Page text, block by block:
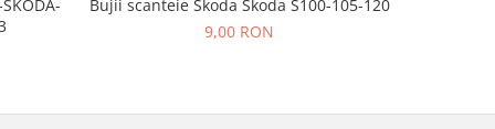
Bujii scanteie Skoda Skoda S100-105-120
9,00 RON